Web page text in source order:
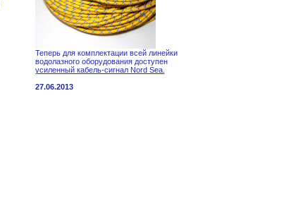
Теперь для комплектации всей линейки
водолазного оборудования доступен
усиленный кабель-сигнал Nord Sea.
27.06.2013